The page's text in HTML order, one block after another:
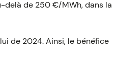
delà de 250 €/MWh, dans la
de 2024. Ainsi, le bénéfice